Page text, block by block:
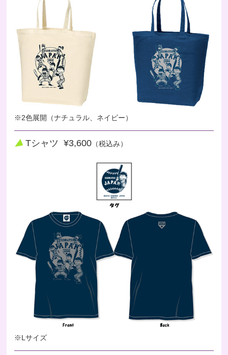
※2色展開（ナチュラル、ネイビー）
Tシャツ ¥3,600 （税込み）
※Lサイズ